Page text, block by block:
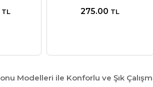
TL 275.00 TL
Modelleri ile Konforlu ve Şık